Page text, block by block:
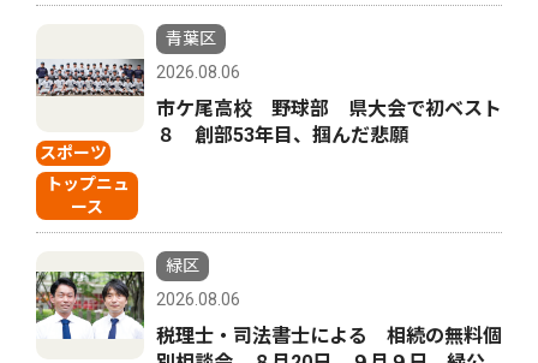
スポーツ
トップニュ
ース
青葉区
2026.08.06
市ケ尾高校 野球部 県大会で初ベスト
８ 創部53年目、掴んだ悲願
緑区
2026.08.06
税理士・司法書士による 相続の無料個